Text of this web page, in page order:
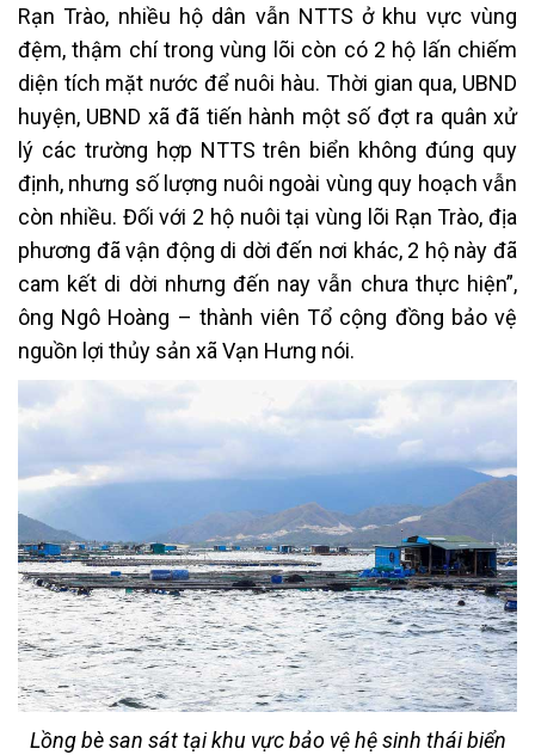
Rạn Trào, nhiều hộ dân vẫn NTTS ở khu vực vùng
đệm, thậm chí trong vùng lõi còn có 2 hộ lấn chiếm
diện tích mặt nước để nuôi hàu. Thời gian qua, UBND
huyện, UBND xã đã tiến hành một số đợt ra quân xử
lý các trường hợp NTTS trên biển không đúng quy
định, nhưng số lượng nuôi ngoài vùng quy hoạch vẫn
còn nhiều. Đối với 2 hộ nuôi tại vùng lõi Rạn Trào, địa
phương đã vận động di dời đến nơi khác, 2 hộ này đã
cam kết di dời nhưng đến nay vẫn chưa thực hiện”,
ông Ngô Hoàng – thành viên Tổ cộng đồng bảo vệ
nguồn lợi thủy sản xã Vạn Hưng nói.
Lồng bè san sát tại khu vực bảo vệ hệ sinh thái biển